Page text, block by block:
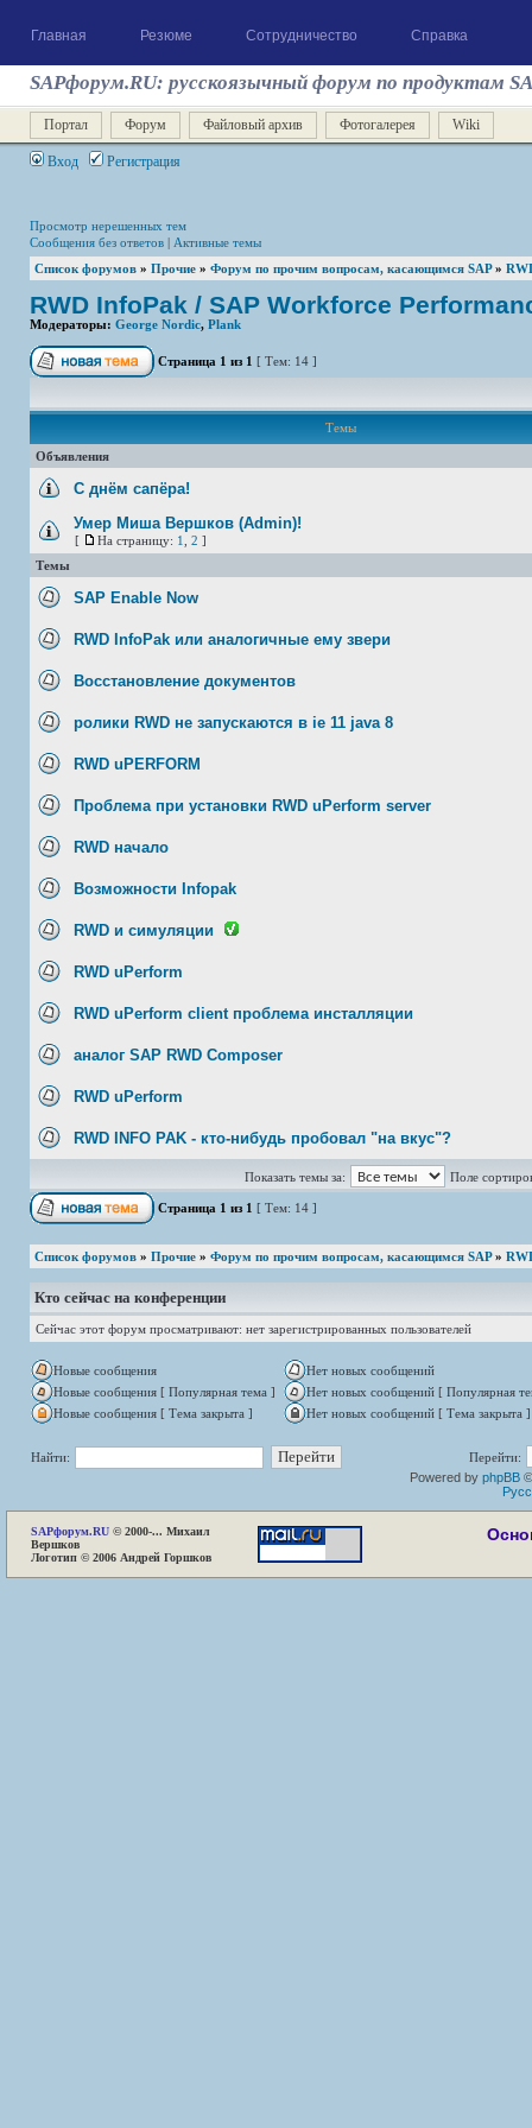
Главная Резюме Сотрудничество Справка
SAPфорум.RU: русскоязычный форум по продуктам
Портал Форум Файловый архив Фотогалерея Wiki
Вход Регистрация
Просмотр нерешенных тем
Сообщения без ответов | Активные темы
Список форумов » Прочие » Форум по прочим вопросам, касающимся SAP»
RWD InfoPak / SAP Workforce
Модераторы: George Nordic, Plank
Страница 1 из 1 [ Тем: 14 ]
Темы
Объявления
С днём сапёра!
Умер Миша Вершков (Admin)!
[ На страницу: 1 2 ]
Темы
SAP Enable Now
RWD InfoPak или аналогичные ему звери
Восстановление документов
ролики RWD не запускаются в ie 11 java 8
RWD uPERFORM
Проблема при установки RWD uPerform server
RWD начало
Возможности Infopak
RWD и симуляции
RWD uPerform
RWD uPerform client проблема инсталляции
аналог SAP RWD Composer
RWD uPerform
RWD INFO PAK - кто-нибудь пробовал "на вкус"?
Показать темы за: Поле
Страница 1 из 1 [ Тем: 14 ]
Список форумов » Прочие » Форум по прочим вопросам, касающимся SAP»
Кто сейчас на конференции
Сейчас этот форум просматривают: нет зарегистрированных пользователей
Новые сообщения
Нет новых сообщений
Новые сообщения [ Популярная тема ]
Нет новых сообщений [ Популярная
Новые сообщения [ Тема закрыта ]
Нет новых сообщений [ Тема закрыта ]
Найти:
Перейти:
Powered by phpBB
SAPфорум.RU © 2000-... Михаил
Вершков
Логотип © 2006 Андрей Горшков